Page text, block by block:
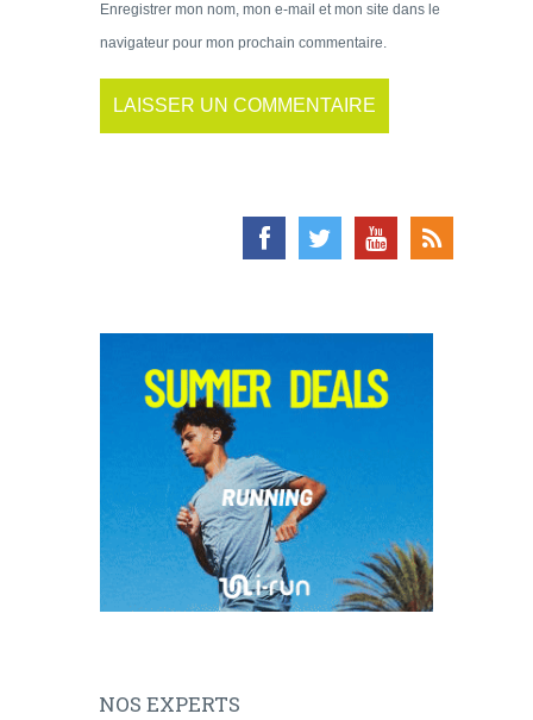
Enregistrer mon nom, mon e-mail et mon site dans le
navigateur pour mon prochain commentaire.
NOS EXPERTS